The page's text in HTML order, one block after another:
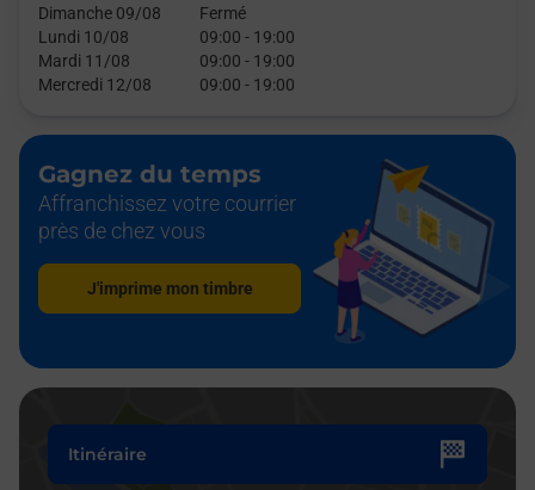
Dimanche 09/08
Fermé
Lundi 10/08
09:00 - 19:00
Mardi 11/08
09:00 - 19:00
Mercredi 12/08
09:00 - 19:00
Gagnez du temps
Affranchissez votre courrier
près de chez vous
J'imprime mon timbre
Itinéraire